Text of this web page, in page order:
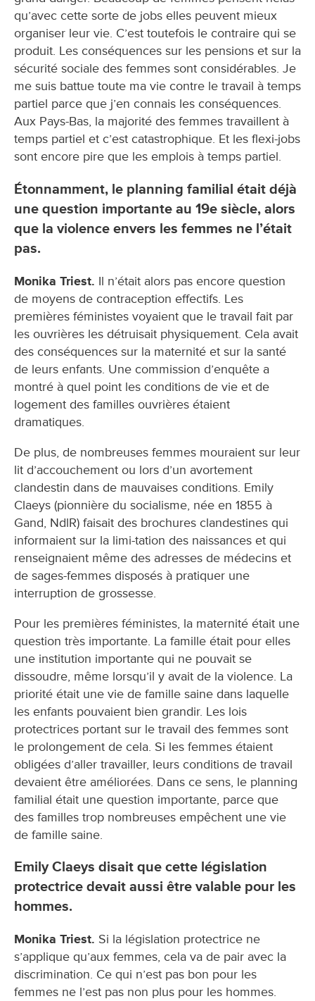
qu’avec cette sorte de jobs elles peuvent mieux
organiser leur vie. C’est toutefois le contraire qui se
produit. Les conséquences sur les pensions et sur la
sécurité sociale des femmes sont considérables. Je
me suis battue toute ma vie contre le travail à temps
partiel parce que j’en connais les conséquences.
Aux Pays-Bas, la majorité des femmes travaillent à
temps partiel et c’est catastrophique. Et les flexi-jobs
sont encore pire que les emplois à temps partiel.
Étonnamment, le planning familial était déjà
une question importante au 19e siècle, alors
que la violence envers les femmes ne l’était
pas.
Monika Triest. Il n’était alors pas encore question
de moyens de contraception effectifs. Les
premières féministes voyaient que le travail fait par
les ouvrières les détruisait physiquement. Cela avait
des conséquences sur la maternité et sur la santé
de leurs enfants. Une commission d’enquête a
montré à quel point les conditions de vie et de
logement des familles ouvrières étaient
dramatiques.
De plus, de nombreuses femmes mouraient sur leur
lit d’accouchement ou lors d’un avortement
clandestin dans de mauvaises conditions. Emily
Claeys (pionnière du socialisme, née en 1855 à
Gand, NdlR) faisait des brochures clandestines qui
informaient sur la limi-tation des naissances et qui
renseignaient même des adresses de médecins et
de sages-femmes disposés à pratiquer une
interruption de grossesse.
Pour les premières féministes, la maternité était une
question très importante. La famille était pour elles
une institution importante qui ne pouvait se
dissoudre, même lorsqu’il y avait de la violence. La
priorité était une vie de famille saine dans laquelle
les enfants pouvaient bien grandir. Les lois
protectrices portant sur le travail des femmes sont
le prolongement de cela. Si les femmes étaient
obligées d’aller travailler, leurs conditions de travail
devaient être améliorées. Dans ce sens, le planning
familial était une question importante, parce que
des familles trop nombreuses empêchent une vie
de famille saine.
Emily Claeys disait que cette législation
protectrice devait aussi être valable pour les
hommes.
Monika Triest. Si la législation protectrice ne
s’applique qu’aux femmes, cela va de pair avec la
discrimination. Ce qui n’est pas bon pour les
femmes ne l’est pas non plus pour les hommes.